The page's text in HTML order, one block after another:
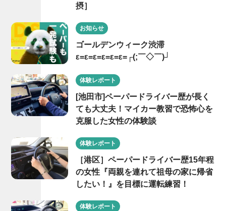
摂］
お知らせ
ゴールデンウィーク渋滞
ε=ε=ε=ε=ε=ε=┌(;￣◇￣)┘
体験レポート
[池田市]ペーパードライバー歴が長く
ても大丈夫！マイカー教習で恐怖心を
克服した女性の体験談
体験レポート
［港区］ペーパードライバー歴15年程
の女性『両親を連れて祖母の家に帰省
したい！』を目標に運転練習！
体験レポート